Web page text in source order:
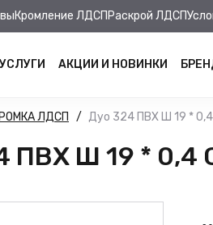
Кромление ЛДСП Раскрой ЛДСП
АКЦИИ И НОВИНКИ
ЛДСП Дуо 324 ПВХ Ш 19 *
ПВХ Ш 19 * 0,4